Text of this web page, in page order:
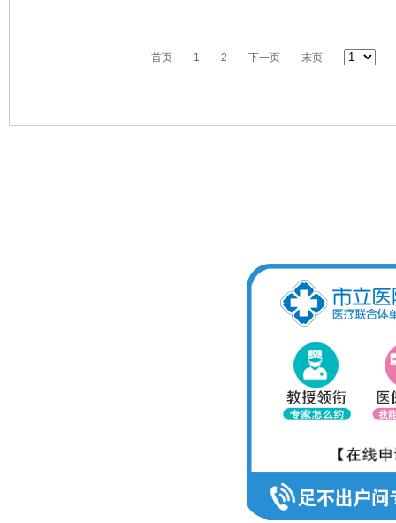
首页 1 2 下一页 末页